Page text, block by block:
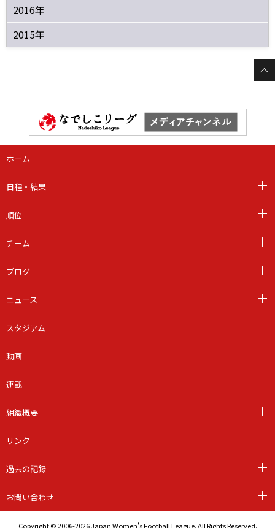
2016年
2015年
ホーム
日程・結果
順位
チーム
ブログ
ニュース
スタジアム
動画
連載
組織概要
リンク
過去の記録
お問い合わせ
Copyright © 2006-2026 Japan Women's Football League. All Rights Reserved.